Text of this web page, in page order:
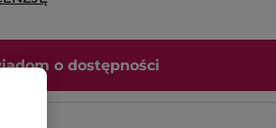
o dostępności